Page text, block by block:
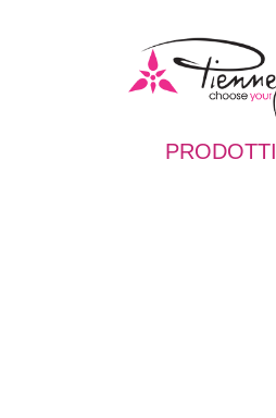
PRODOTTI